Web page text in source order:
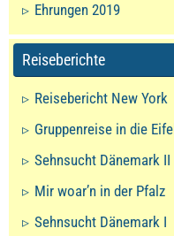
Ehrungen 2019
Reiseberichte
Reisebericht New York
Gruppenreise in die Eifel
Sehnsucht Dänemark II
Mir woar’n in der Pfalz
Sehnsucht Dänemark I